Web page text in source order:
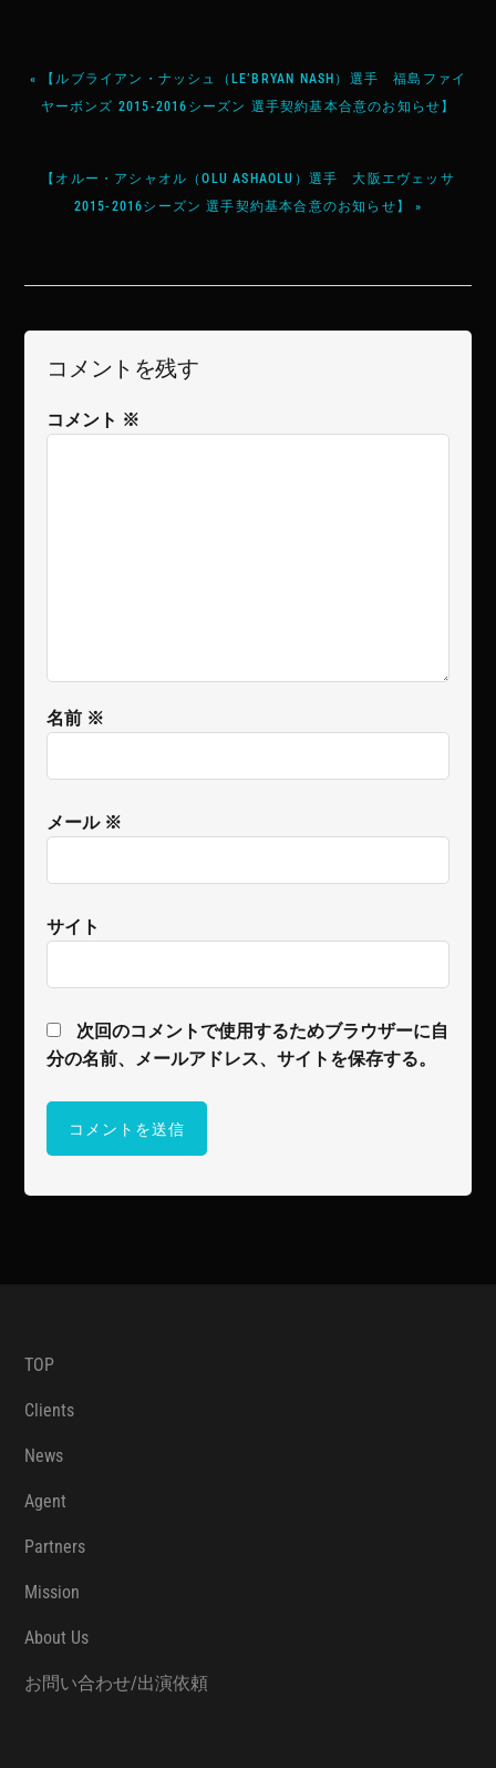
« 【ルブライアン・ナッシュ（LE’BRYAN NASH）選手 福島ファイ
ヤーボンズ 2015-2016シーズン 選手契約基本合意のお知らせ】
【オルー・アシャオル（OLU ASHAOLU）選手 大阪エヴェッサ
2015-2016シーズン 選手契約基本合意のお知らせ】 »
コメントを残す
コメント ※
名前 ※
メール ※
サイト
次回のコメントで使用するためブラウザーに自
分の名前、メールアドレス、サイトを保存する。
TOP
Clients
News
Agent
Partners
Mission
About Us
お問い合わせ/出演依頼